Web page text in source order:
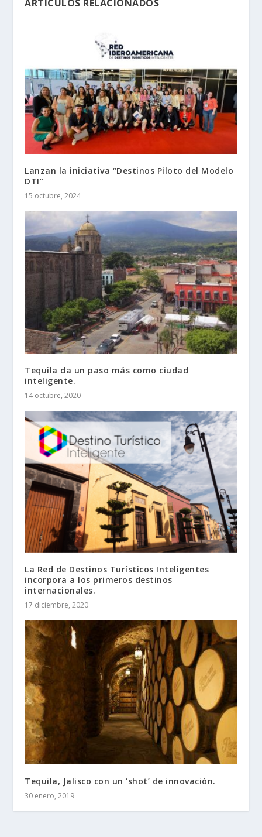
ARTÍCULOS RELACIONADOS
Lanzan la iniciativa “Destinos Piloto del Modelo
DTI”
15 octubre, 2024
Tequila da un paso más como ciudad
inteligente.
14 octubre, 2020
La Red de Destinos Turísticos Inteligentes
incorpora a los primeros destinos
internacionales.
17 diciembre, 2020
Tequila, Jalisco con un ‘shot’ de innovación.
30 enero, 2019